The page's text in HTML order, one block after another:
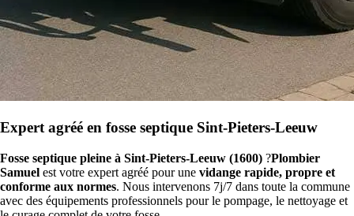
Expert agréé en fosse septique Sint-Pieters-Leeuw
Fosse septique pleine à Sint-Pieters-Leeuw (1600) ?Plombier
Samuel est votre expert agréé pour une vidange rapide, propre et
conforme aux normes. Nous intervenons 7j/7 dans toute la commune
avec des équipements professionnels pour le pompage, le nettoyage et